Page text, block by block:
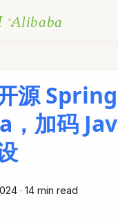
源
加码
· 14 min read